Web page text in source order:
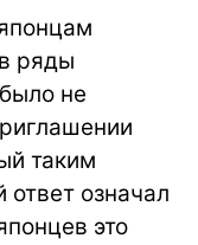
ряды
не
таким
ответ означал
это